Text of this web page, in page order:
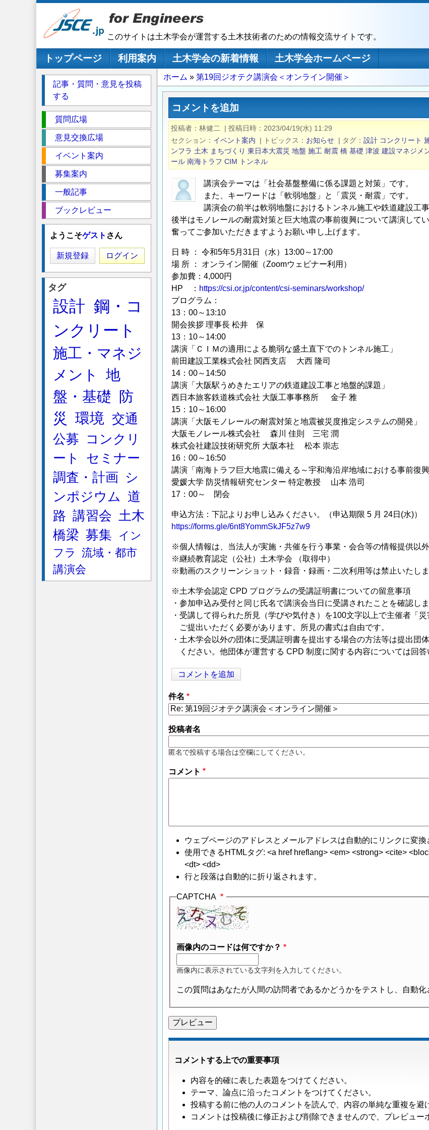
このサイトは土木学会が運営する土木技術者のための情報交流サイトです。
メインナビゲーション
トップページ 利用案内 土木学会の新着情報
土木学会ホームページ
パ
ン
ず
ホーム 第19回ジオテク講演会＜オンライン開催＞
コメントを追加
投稿者 林健二 | 投稿日時
2023/04/19(水) 11:29
セクション
イベント案内 | トピックス お知らせ | タグ 設計 コンクリート
ンフラ 土木 まちづくり 東日本大震災 地盤 施工 耐震 橋 基礎 津波 建設マネジメ
ール 南海トラフ CIM トンネル
講演会テーマは「社会基盤整備に係る課題と対策」です。
また、キーワードは「軟弱地盤」と「震災・耐震」です。
講演会の前半は軟弱地盤におけるトンネル施工や鉄道建設工
後半はモノレールの耐震対策と巨大地震の事前復興について講演してい
奮ってご参加いただきますようお願い申し上げます。
日 時 ： 令和5年5月31日（水）13:00～17:00
場 所 ： オンライン開催（Zoomウェビナー利用）
参加費：4,000円
HP ： https://csi.or.jp/content/csi-seminars/workshop/
プログラム：
13：00～13:10
開会挨拶 理事長 松井 保
13：10～14:00
講演「ＣＩＭの適用による脆弱な盛土直下でのトンネル施工」
前田建設工業株式会社 関西支店 大西 隆司
14：00～14:50
講演「大阪駅うめきたエリアの鉄道建設工事と地盤的課題」
西日本旅客鉄道株式会社 大阪工事事務所 金子 雅
15：10～16:00
講演「大阪モノレールの耐震対策と地震被災度推定システムの開発」
大阪モノレール株式会社 森川 佳則 三宅 潤
株式会社建設技術研究所 大阪本社 松本 崇志
16：00～16:50
講演「南海トラフ巨大地震に備える～宇和海沿岸地域における事前復興
愛媛大学 防災情報研究センター 特定教授 山本 浩司
17：00～ 閉会
申込方法：下記よりお申し込みください。（申込期限 5 月 24日(水)）
https://forms.gle/6nt8YommSkJF5z7w9
※個人情報は、当法人が実施・共催を行う事業・会合等の情報提供以
※継続教育認定（公社）土木学会 （取得中）
※動画のスクリーンショット・録音・録画・二次利用等は禁止いたしま
※土木学会認定 CPD プログラムの受講証明書についての留意事項
・参加申込み受付と同じ氏名で講演会当日に受講されたことを確認しま
・受講して得られた所見（学びや気付き）を100文字以上で主催者「
ご提出いただく必要があります。所見の書式は自由です。
・土木学会以外の団体に受講証明書を提出する場合の方法等は提出団
ください。他団体が運営する CPD 制度に関する内容については回答
コメントを追加
件名
投稿者名
匿名で投稿する場合は空欄にしてください。
コメント
ウェブページのアドレスとメールアドレスは自動的にリンクに変換
使用できるHTMLタグ: <a href hreflang> <em> <strong> <cite>
<dt> <dd>
行と段落は自動的に折り返されます。
CAPTCHA
画像内のコードは何ですか？
画像内に表示されている文字列を入力してください。
この質問はあなたが人間の訪問者であるかどうかをテストし、自動
コメントする上での重要事項
内容を的確に表した表題をつけてください。
テーマ、論点に沿ったコメントをつけてください。
投稿する前に他の人のコメントを読んで、内容の単純な重複を避
コメントは投稿後に修正および削除できませんので、プレビュー
記事・質問・意見を投稿
する
ク
シ
質問広場
意見交換広場
イベント案内
募集案内
一般記事
ブックレビュー
ようこそゲスト さん
新規登録 ログイン
タグ
設計 鋼・コ
ンクリート
施工・マネジ
メント
地
盤・基礎
防
災
環境 交通
公募
コンクリ
ート
セミナー
調査・計画
シ
ンポジウム 道
路 講習会 土木
橋梁 募集
イン
フラ
流域・都市
講演会